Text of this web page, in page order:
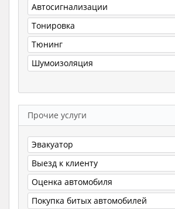
Автосигнализации
Тонировка
Тюнинг
Шумоизоляция
Прочие услуги
Эвакуатор
Выезд к клиенту
Оценка автомобиля
Покупка битых автомобилей